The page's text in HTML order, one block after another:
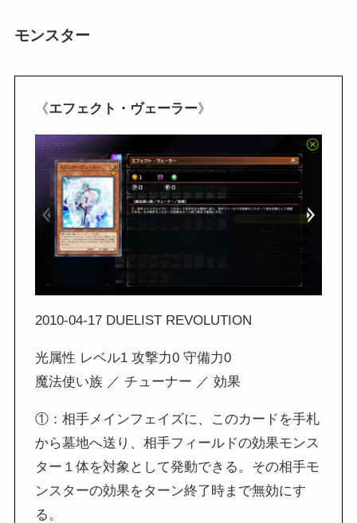
モンスター
《エフェクト・ヴェーラー》
2010-04-17 DUELIST REVOLUTION
光属性 レベル1 攻撃力0 守備力0
魔法使い族 ／ チューナー ／ 効果
①：相手メインフェイズに、このカードを手札
から墓地へ送り、相手フィールドの効果モンス
ター１体を対象として発動できる。その相手モ
ンスターの効果をターン終了時まで無効にす
る。